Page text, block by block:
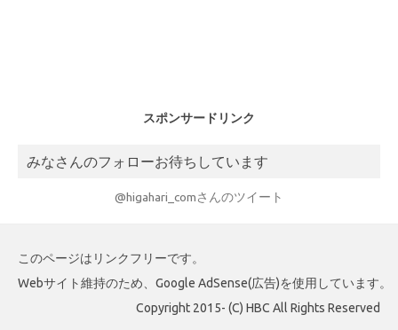
スポンサードリンク
みなさんのフォローお待ちしています
@higahari_comさんのツイート
このページはリンクフリーです。
Webサイト維持のため、Google AdSense(広告)を使用しています。
Copyright 2015- (C) HBC All Rights Reserved